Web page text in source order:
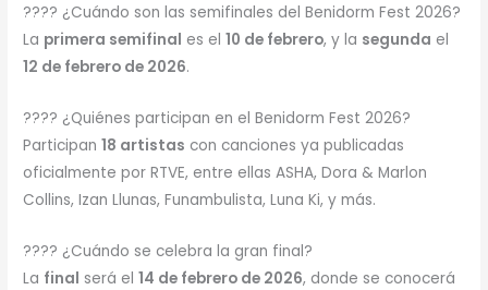
???? ¿Cuándo son las semifinales del Benidorm Fest 2026?
La primera semifinal es el10 de febrero, y la segunda el
12 de febrero de 2026.
???? ¿Quiénes participan en el Benidorm Fest 2026?
Participan18 artistas con canciones ya publicadas
oficialmente por RTVE, entre ellas ASHA, Dora & Marlon
Collins, Izan Llunas, Funambulista, Luna Ki, y más.
???? ¿Cuándo se celebra la gran final?
La final será el14 de febrero de 2026, donde se conocerá